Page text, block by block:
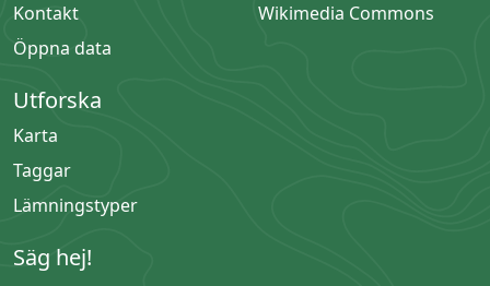
Kontakt
Öppna data
Wikimedia Commons
Utforska
Karta
Taggar
Lämningstyper
Säg hej!